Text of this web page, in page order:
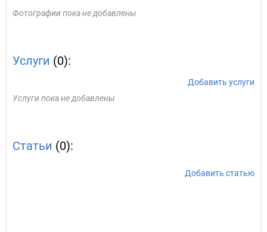
Фотографии пока не добавлены
Услуги (0):
Добавить услуги
Услуги пока не добавлены
Статьи (0):
Добавить статью